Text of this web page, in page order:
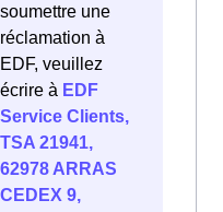
soumettre une
réclamation à
EDF, veuillez
écrire à EDF
Service Clients,
TSA 21941,
62978 ARRAS
CEDEX 9,